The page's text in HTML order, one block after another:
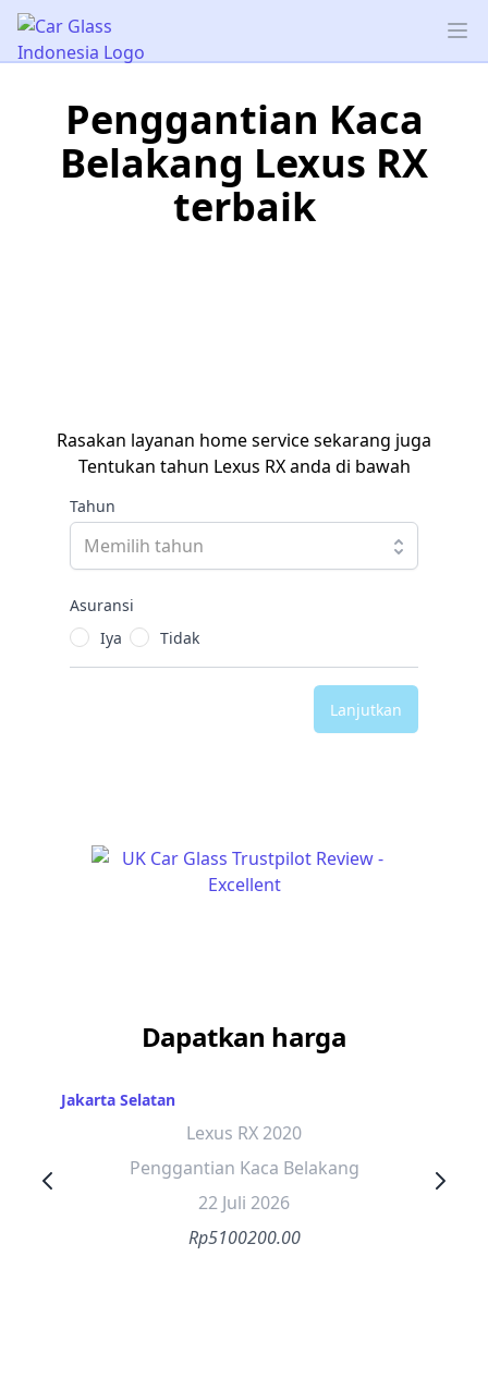
Car Glass Indonesia
Penggantian Kaca
Belakang Lexus RX
terbaik
Rasakan layanan home service sekarang juga
Tentukan tahun Lexus RX anda di bawah
Tahun
Asuransi
Iya
Tidak
Lanjutkan
Dapatkan harga
Jakarta Selatan
Lexus RX 2020
Penggantian Kaca Belakang
22 Juli 2026
Rp5100200.00